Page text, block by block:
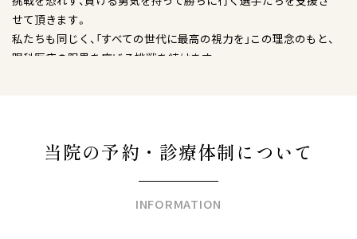
せて頂きます。
私たちも同じく、「すべての世代に最高の視力を」この理念のもと、
眼科医療の限界を広げる挑戦を続けます。
診時6点、 再診時2点)を、保険点数として算定させていただきま
2024年6月の厚生労働省診療報酬改定により制定された医療従事
者の賃上げのための制度です。
当院の予約・診療体制について
INFORMATION